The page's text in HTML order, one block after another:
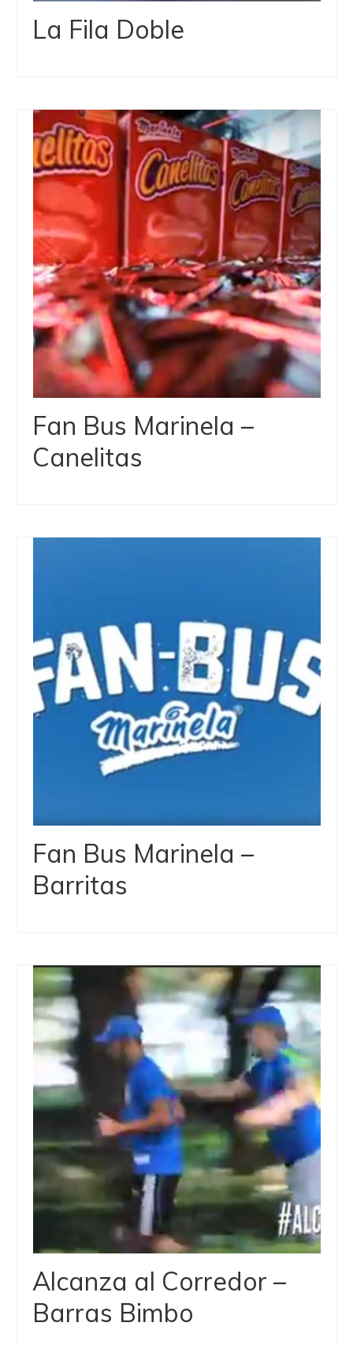
La Fila Doble
Fan Bus Marinela –
Canelitas
Fan Bus Marinela –
Barritas
Alcanza al Corredor –
Barras Bimbo